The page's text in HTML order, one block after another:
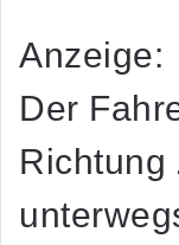
Anzeige:
Der
Richtung